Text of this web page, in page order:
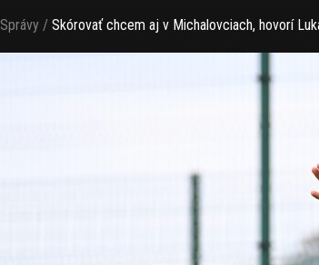
Správy / Skórovať chcem aj v Michalovciach, hovorí